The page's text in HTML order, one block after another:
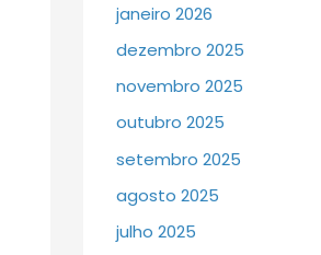
janeiro 2026
dezembro 2025
novembro 2025
outubro 2025
setembro 2025
agosto 2025
julho 2025